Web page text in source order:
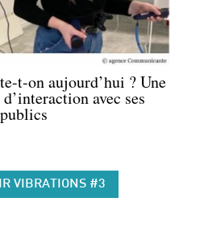
t-on aujourd’hui ? Une
avec ses
publics
VIBRATIONS #3